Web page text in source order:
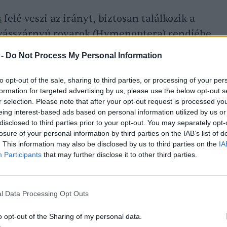
Do Not Process My Personal Information
opt-out of the sale, sharing to third parties, or processing of your
for targeted advertising by us, please use the below opt-out
selection. Please note that after your opt-out request is processed
interest-based ads based on personal information utilized by us
to third parties prior to your opt-out. You may separately
of your personal information by third parties on the IAB’s list of
This information may also be disclosed by us to third parties on the
Participants that may further disclose it to other third parties.
Data Processing Opt Outs
opt-out of the Sharing of my personal data.
felé veszi az irányt, biztosan találkozik a
rovarok (Hymenoptera) rendjébe
Magyarországon belül is több
ember észre sem veszi őket, mert
életmódot folytatnak, és szinte
Ökológiai jelentőségük azonban óriási:
biológiai növényvédő csoportját
az úgynevezett parazitoid
a nőstény darázs a petéit más rovarok
élőlények lehetnek hernyók,
legyek lárvái, sőt néha pókok
a gazdatestek. Habár ez a módszer kissé
elég gyakran találkozunk vele.